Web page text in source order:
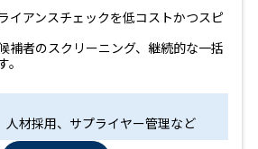
イアンスチェックを低コストかつスピ
補者のスクリーニング、継続的な一括
人材採用、サプライヤー管理など